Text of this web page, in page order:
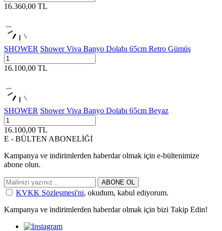
16.360,00 TL
SHOWER Shower Viva Banyo Dolabı 65cm Retro Gümüş
16.100,00 TL
SHOWER Shower Viva Banyo Dolabı 65cm Beyaz
16.100,00 TL
E - BÜLTEN ABONELİĞİ
Kampanya ve indirimlerden haberdar olmak için e-bültenimize
abone olun.
ABONE OL
KVKK Sözleşmesi'ni, okudum, kabul ediyorum.
Kampanya ve indirimlerden haberdar olmak için bizi Takip Edin!